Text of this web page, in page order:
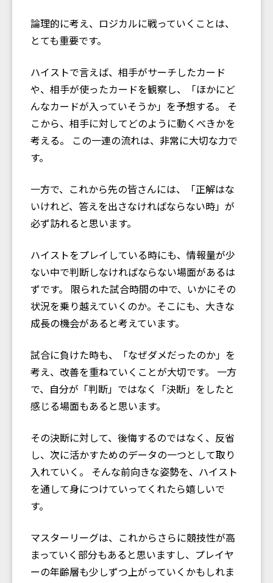
論理的に考え、ロジカルに戦っていくことは、
とても重要です。
ハイストで言えば、相手がサーチしたカード
や、相手が使ったカードを観察し、「ほかにど
んなカードが入っていそうか」を予想する。 そ
こから、相手に対してどのように動くべきかを
考える。 この一連の流れは、非常に大切な力で
す。
一方で、これから先の皆さんには、「正解はな
いけれど、答えを出さなければならない時」が
必ず訪れると思います。
ハイストをプレイしている時にも、情報量が少
ない中で判断しなければならない場面があるは
ずです。 限られた試合時間の中で、いかにその
状況を乗り越えていくのか。そこにも、大きな
成長の機会があると考えています。
試合に負けた時も、「なぜダメだったのか」を
考え、改善を重ねていくことが大切です。 一方
で、自分が「判断」ではなく「決断」をしたと
感じる場面もあると思います。
その決断に対して、後悔するのではなく、反省
し、次に活かすためのデータの一つとして取り
入れていく。 そんな前向きな姿勢を、ハイスト
を通して身につけていってくれたら嬉しいで
す。
マスターリーグは、これからさらに競技性が高
まっていく部分もあると思いますし、プレイヤ
ーの年齢層も少しずつ上がっていくかもしれま